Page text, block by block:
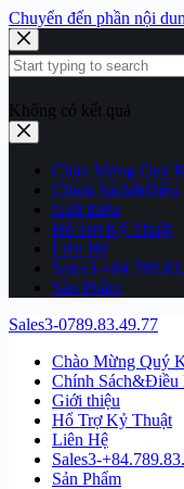
Chuyển đến phần nội
Không có kết quả
Chào Mừng Quý
Chính Sách&Điều
Giới thiệu
Hổ Trợ Kỷ Thuật
Liên Hệ
Sales3-
Sản Phẩm
Sales3-0789.83.49.77
Chào Mừng Quý
Chính Sách&Điều
Giới thiệu
Hổ Trợ Kỷ Thuật
Liên Hệ
Sales3-
Sản Phẩm